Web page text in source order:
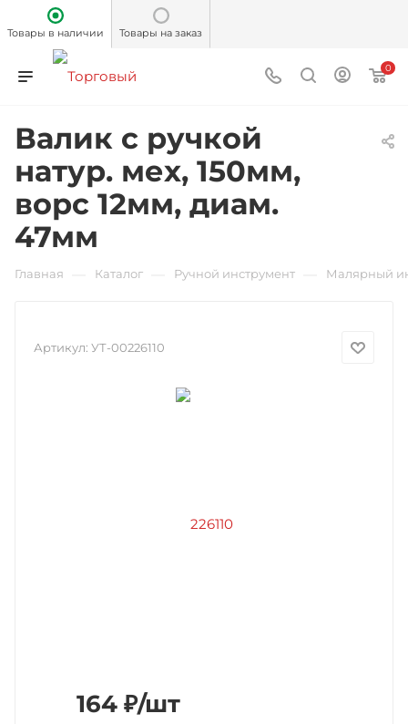
Товары в наличии Товары на заказ
0
Валик с ручкой
натур. мех, 150мм,
ворс 12мм, диам.
47мм
Главная Каталог Ручной инструмент Малярный
Артикул: УТ-00226110
164 ₽/шт